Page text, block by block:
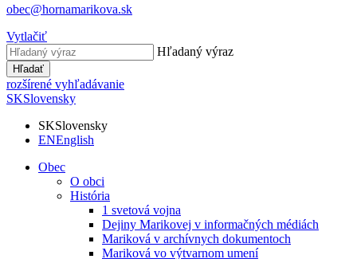
obec@hornamarikova.sk
Vytlačiť
Hľadaný výraz
Hľadať
rozšírené vyhľadávanie
SKSlovensky
SKSlovensky
ENEnglish
Obec
O obci
História
1 svetová vojna
Dejiny Marikovej v informačných médiách
Mariková v archívnych dokumentoch
Mariková vo výtvarnom umení